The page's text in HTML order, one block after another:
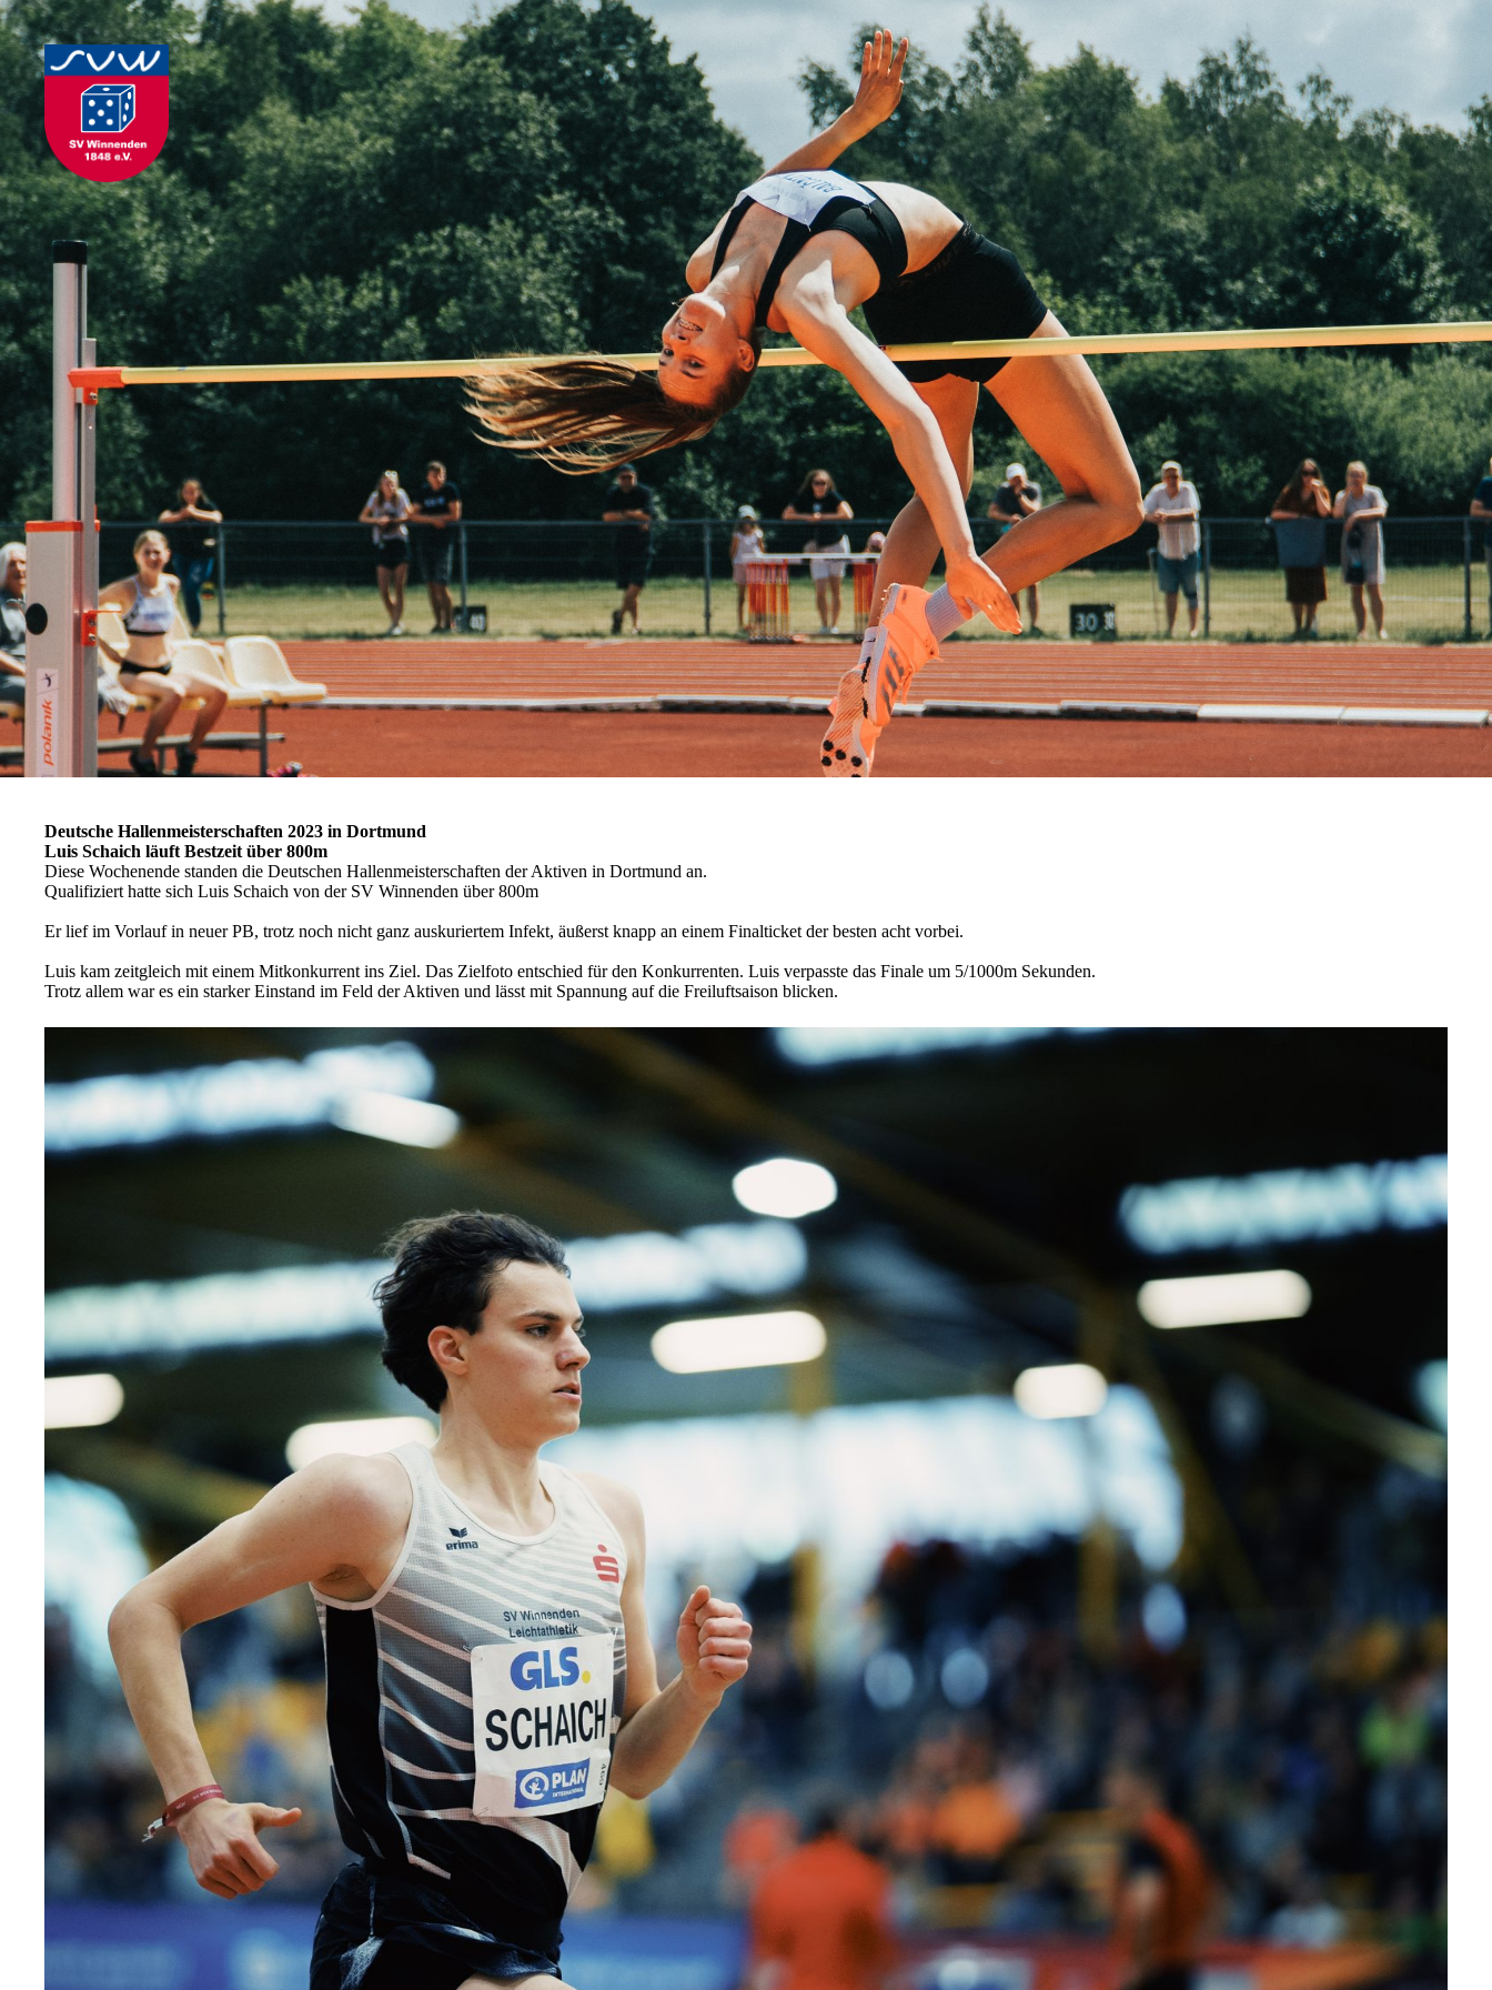
Deutsche Hallenmeisterschaften 2023 in Dortmund
Luis Schaich läuft Bestzeit über 800m
Diese Wochenende standen die Deutschen Hallenmeisterschaften der Aktiven in Dortmund an.
Qualifiziert hatte sich Luis Schaich von der SV Winnenden über 800m
Er lief im Vorlauf in neuer PB, trotz noch nicht ganz auskuriertem Infekt, äußerst knapp an einem Finalticket der besten acht vorbei.
Luis kam zeitgleich mit einem Mitkonkurrent ins Ziel. Das Zielfoto entschied für den Konkurrenten. Luis verpasste das Finale um 5/1000m Sekunden.
Trotz allem war es ein starker Einstand im Feld der Aktiven und lässt mit Spannung auf die Freiluftsaison blicken.